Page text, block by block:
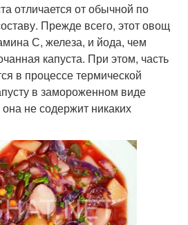
отличается от обычной по
Прежде всего, этот овощ
С, железа, и йода, чем
капуста. При этом, часть
в процессе термической
в замороженном виде
не содержит никаких